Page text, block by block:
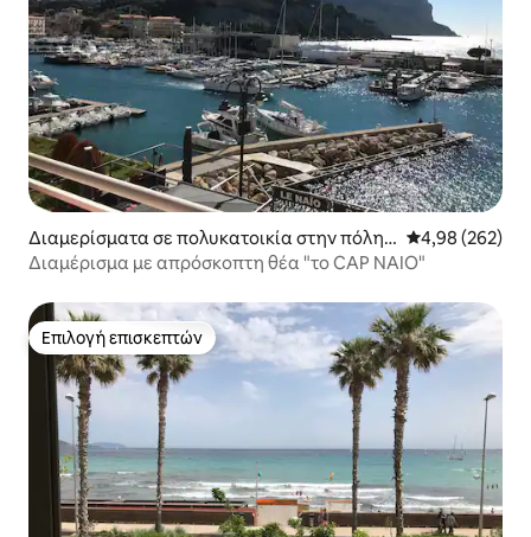
Διαμερίσματα σε πολυκατοικία στην πόλη
Cassis
Μέση
4,98 (262)
Διαμέρισμα με απρόσκοπτη θέα "το CAP NAIO"
Επιλογή επισκεπτών
Επιλογή επισκεπτών